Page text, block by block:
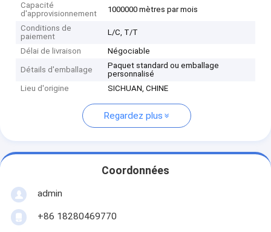
Capacité
d'approvisionnement
1000000 mètres par mois
Conditions de
paiement
L/C, T/T
Délai de livraison Négociable
Détails d'emballage
Paquet standard ou emballage
personnalisé
Lieu d'origine
SICHUAN, CHINE
Regardez plus
Coordonnées
admin
+86 18280469770